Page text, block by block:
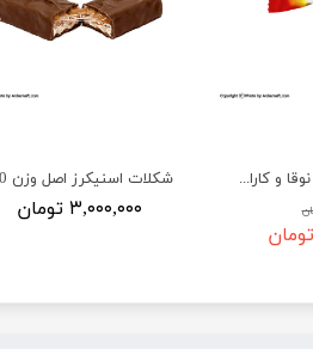
۳,۰۰۰,۰۰۰ تومان
شکلات بار مغزدار نوقا و کارامل نانی - 8 گرمی